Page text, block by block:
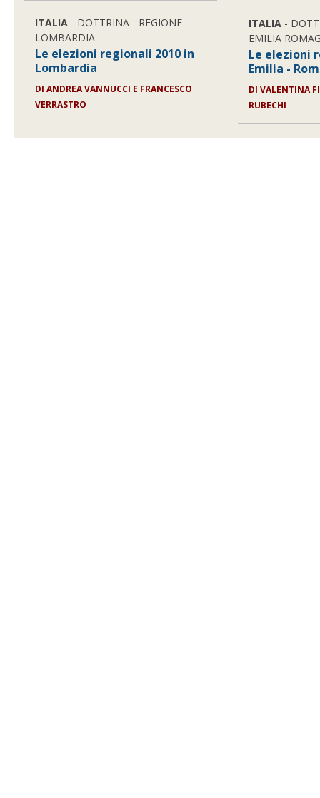
ITALIA - DOTTRINA - REGIONE
LOMBARDIA
Le elezioni regionali 2010 in
Lombardia
DI ANDREA VANNUCCI E FRANCESCO
VERRASTRO
ITALIA -
EMILIA
Le elezioni
Emilia -
DI VALENTINA
RUBECHI